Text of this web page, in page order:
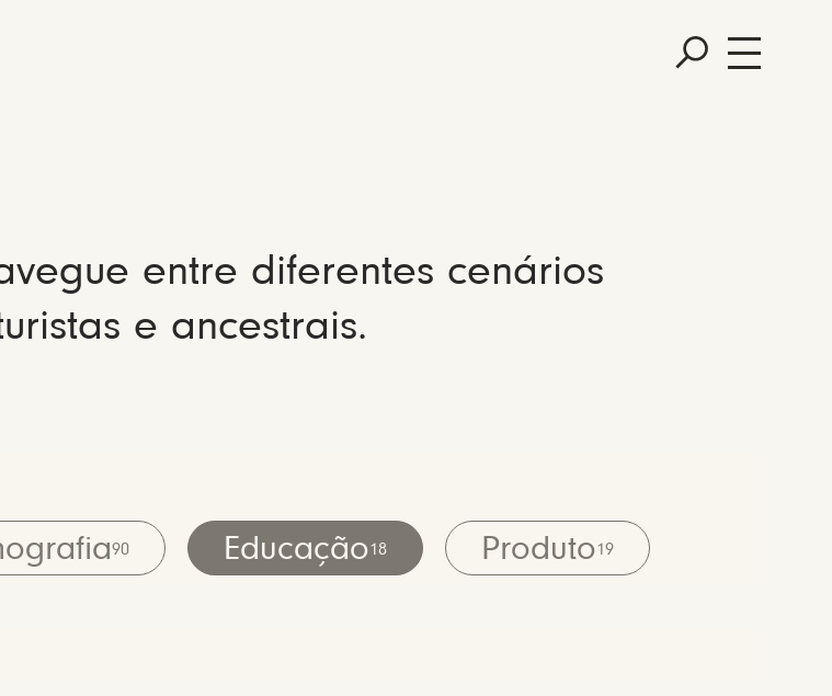
entre diferentes cenários
e ancestrais.
90 Educação18 Produto19